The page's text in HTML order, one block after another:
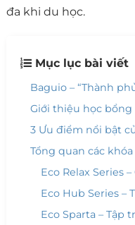
đa khi du học.
Mục lục bài viết
Baguio – “Thành
Giới thiệu học bổng
3 Ưu điểm nổi bật
Tổng quan các
Eco Relax Series
Eco Hub Series –
Eco Sparta – Tập